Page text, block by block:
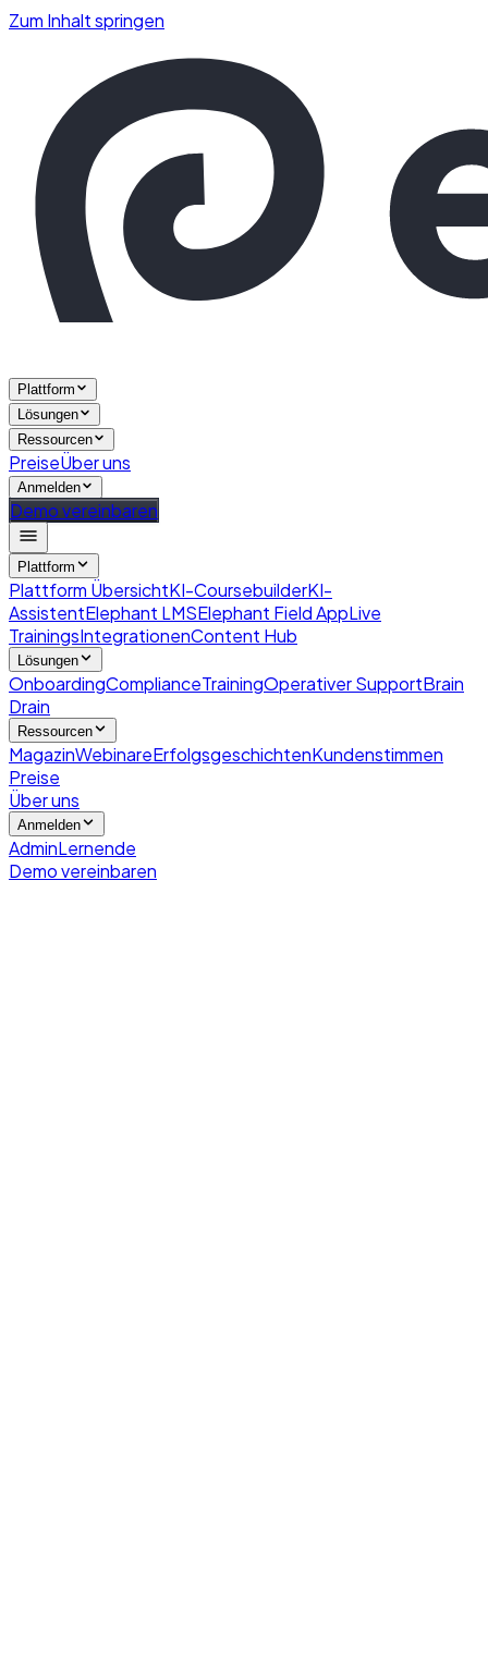
Zum Inhalt springen
Plattform
Lösungen
Ressourcen
PreiseÜber uns
Anmelden
Demo vereinbaren
Plattform
Plattform ÜbersichtKI-CoursebuilderKI-
AssistentElephant LMSElephant Field AppLive
TrainingsIntegrationenContent Hub
Lösungen
OnboardingComplianceTrainingOperativer SupportBrain
Drain
Ressourcen
MagazinWebinareErfolgsgeschichtenKundenstimmen
Preise
Über uns
Anmelden
AdminLernende
Demo vereinbaren